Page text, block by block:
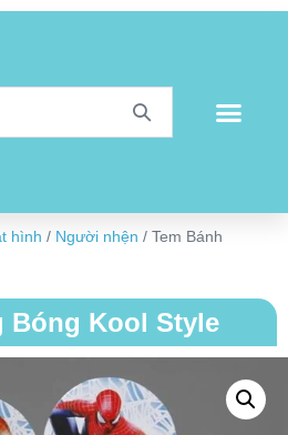
hình / Người nhện / Tem Bánh
Bóng Kool Style